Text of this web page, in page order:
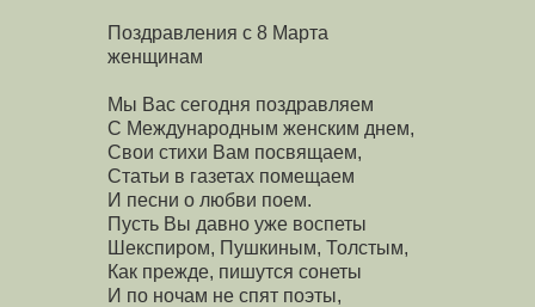
Поздравления с 8 Марта
женщинам
Мы Вас сегодня поздравляем
С Международным женским днем,
Свои стихи Вам посвящаем,
Статьи в газетах помещаем
И песни о любви поем.
Пусть Вы давно уже воспеты
Шекспиром, Пушкиным, Толстым,
Как прежде, пишутся сонеты
И по ночам не спят поэты,